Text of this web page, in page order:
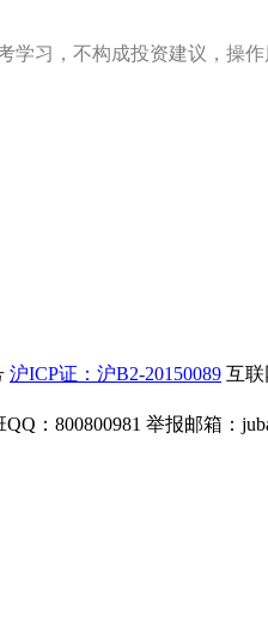
学习，不构成投资建议，操作
沪ICP证：沪B2-20150089 互联
：800800981 举报邮箱：